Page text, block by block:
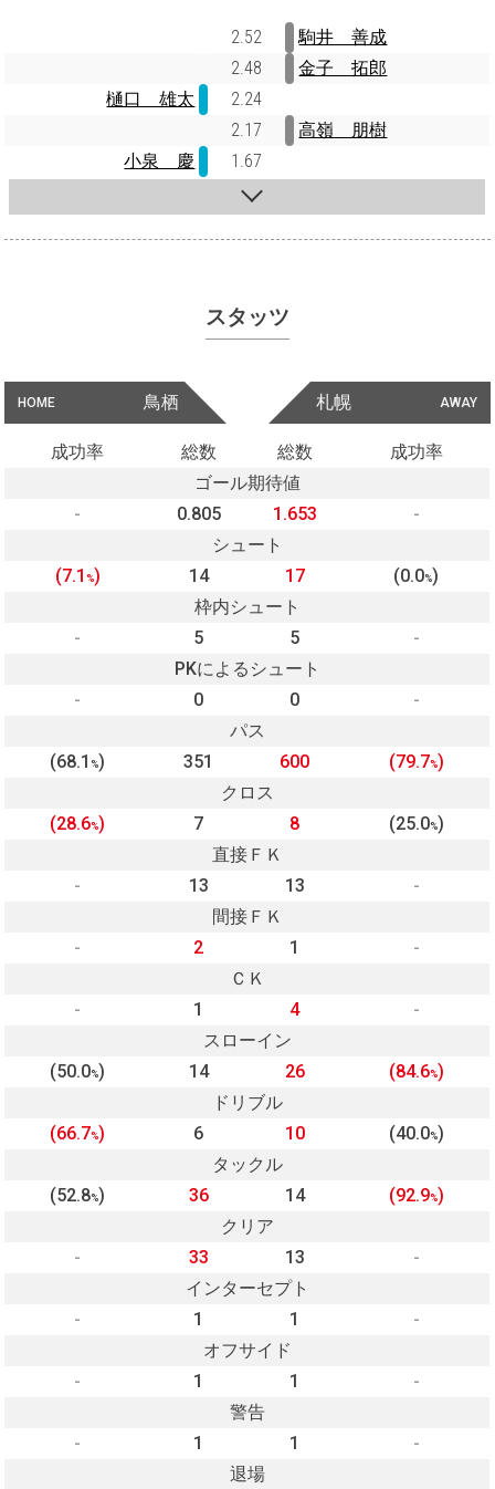
2.52
駒井 善成
2.48
金子 拓郎
樋口 雄太
2.24
2.17
高嶺 朋樹
小泉 慶
1.67
スタッツ
HOME 鳥栖 AWAY
札幌
成功率 総数 総数
成功率
ゴール期待値
-
0.805 1.653
-
シュート
(7.1 %) 14 17 (0.0%)
枠内シュート
-
5 5
-
PKによるシュート
-
0 0
-
パス
(68.1%) 351 600 (79.7%)
クロス
(28.6%) 7 8 (25.0%)
直接ＦＫ
-
13 13
-
間接ＦＫ
-
2 1
-
ＣＫ
-
1 4
-
スローイン
(50.0%) 14 26 (84.6%)
ドリブル
(66.7%) 6 10 (40.0%)
タックル
(52.8%) 36 14 (92.9%)
クリア
-
33 13
-
インターセプト
-
1 1
-
オフサイド
-
1 1
-
警告
-
1 1
-
退場